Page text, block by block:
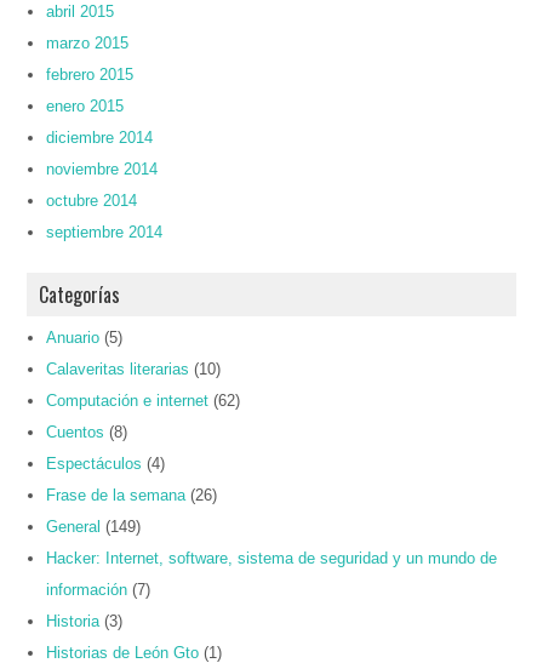
abril 2015
marzo 2015
febrero 2015
enero 2015
diciembre 2014
noviembre 2014
octubre 2014
septiembre 2014
Categorías
Anuario (5)
Calaveritas literarias (10)
Computación e internet (62)
Cuentos (8)
Espectáculos (4)
Frase de la semana (26)
General (149)
Hacker: Internet, software, sistema de seguridad y un mundo de
información (7)
Historia (3)
Historias de León Gto (1)